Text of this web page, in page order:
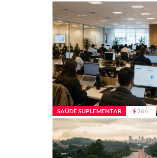
SAÚDE SUPLEMENTAR 266